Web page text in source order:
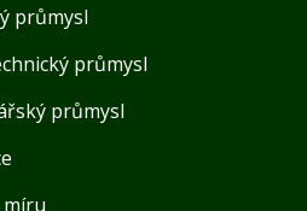
průmysl
průmysl
průmysl
míru